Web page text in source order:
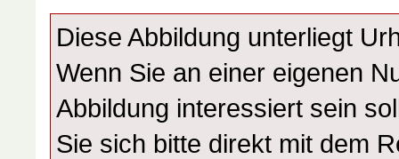
Diese Abbildung unterliegt
Wenn Sie an einer eigenen
Abbildung interessiert sein
Sie sich bitte direkt mit dem